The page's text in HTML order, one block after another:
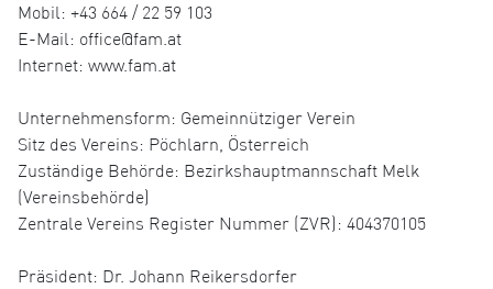
Mobil: +43 664 / 22 59 103
E-Mail: office@fam.at
Internet: www.fam.at
Unternehmensform: Gemeinnütziger Verein
Sitz des Vereins: Pöchlarn, Österreich
Zuständige Behörde: Bezirkshauptmannschaft Melk
(Vereinsbehörde)
Zentrale Vereins Register Nummer (ZVR): 404370105
Präsident: Dr. Johann Reikersdorfer